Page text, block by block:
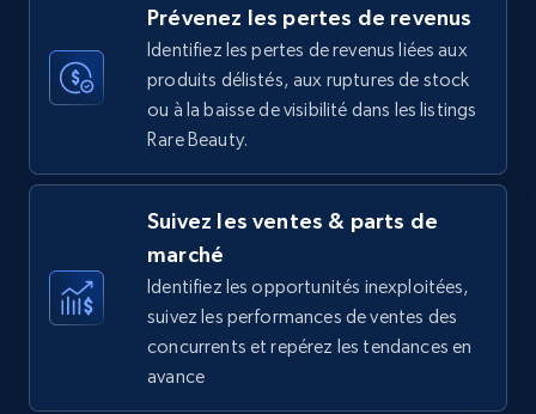
35.2K+ 5.7K+ Commencer
rating object, Product rating max, Rating,
Author name, Asin, and more.
7.4K+ 870+ Commencer
Prévenez les pertes de revenus
Identifiez les pertes de revenus liées aux
produits délistés, aux ruptures de stock
ou à la baisse de visibilité dans les listings
Rare Beauty.
Suivez les ventes & parts de
marché
Identifiez les opportunités inexploitées,
suivez les performances de ventes des
concurrents et repérez les tendances en
avance